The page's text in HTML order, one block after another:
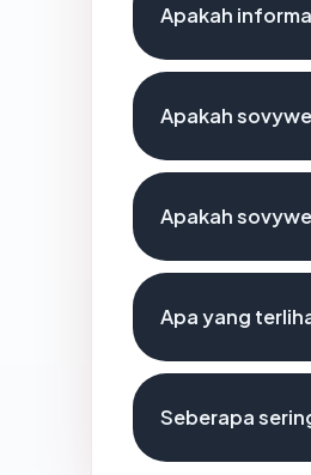
Apakah
Apakah
Apakah
Apa yang
Seberapa